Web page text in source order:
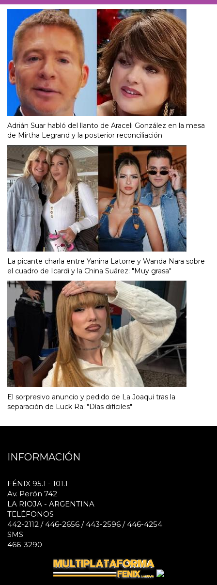
Adrián Suar habló del llanto de Araceli González en la mesa
de Mirtha Legrand y la posterior reconciliación
La picante charla entre Yanina Latorre y Wanda Nara sobre
el cuadro de Icardi y la China Suárez: "Muy grasa"
El sorpresivo anuncio y pedido de La Joaqui tras la
separación de Luck Ra: "Días difíciles"
INFORMACIÓN
FÉNIX 95.1 - 101.1
Av. Perón 742
LA RIOJA - ARGENTINA
TELÉFONOS
442-2112 / 446-2656 / 443-2596 / 446-4254
SMS
466-3290